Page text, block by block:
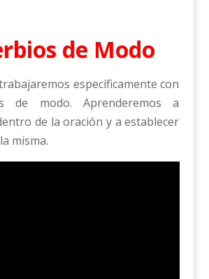
de Modo
específicamente con
de modo. Aprenderemos a
de la oración y a establecer
misma.